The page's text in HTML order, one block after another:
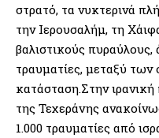
στρατό, τα νυκτερινά
την Ιερουσαλήμ, τη
βαλιστικούς
τραυματίες, μεταξύ των
κατάσταση.Στην
της Τεχεράνης
1.000 τραυματίες από